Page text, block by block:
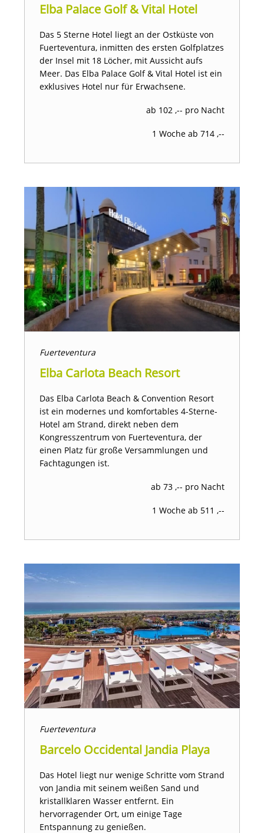
Elba Palace Golf & Vital Hotel
Das 5 Sterne Hotel liegt an der Ostküste von
Fuerteventura, inmitten des ersten Golfplatzes
der Insel mit 18 Löcher, mit Aussicht aufs
Meer. Das Elba Palace Golf & Vital Hotel ist ein
exklusives Hotel nur für Erwachsene.
ab 102 ,-- pro Nacht
1 Woche ab 714 ,--
Fuerteventura
Elba Carlota Beach Resort
Das Elba Carlota Beach & Convention Resort
ist ein modernes und komfortables 4-Sterne-
Hotel am Strand, direkt neben dem
Kongresszentrum von Fuerteventura, der
einen Platz für große Versammlungen und
Fachtagungen ist.
ab 73 ,-- pro Nacht
1 Woche ab 511 ,--
Fuerteventura
Barcelo Occidental Jandia Playa
Das Hotel liegt nur wenige Schritte vom Strand
von Jandia mit seinem weißen Sand und
kristallklaren Wasser entfernt. Ein
hervorragender Ort, um einige Tage
Entspannung zu genießen.